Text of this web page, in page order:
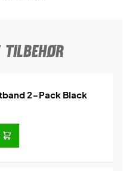
2-Pack Black